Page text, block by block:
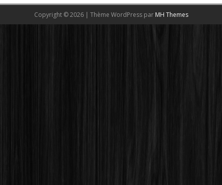
Copyright © 2026 | Thème WordPress par MH Themes